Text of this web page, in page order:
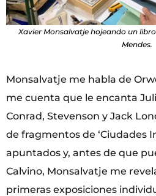
Xavier Monsalvatje hojeando un
Mendes.
Monsalvatje me habla de
me cuenta que le encanta
Conrad, Stevenson y Jack
de fragmentos de ‘Ciudades
apuntados y, antes de que
Calvino, Monsalvatje me
primeras exposiciones